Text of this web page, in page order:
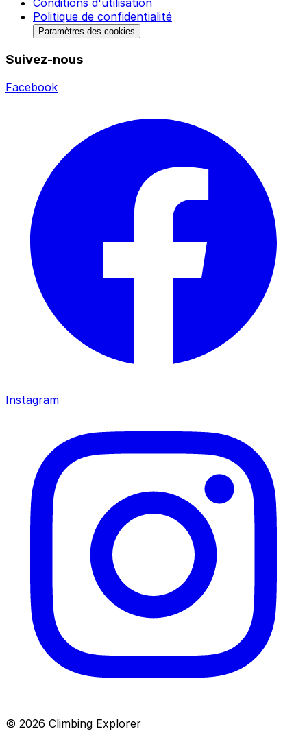
Conditions d'utilisation
Politique de confidentialité
Paramètres des cookies
Suivez-nous
Facebook
Instagram
© 2026 Climbing Explorer